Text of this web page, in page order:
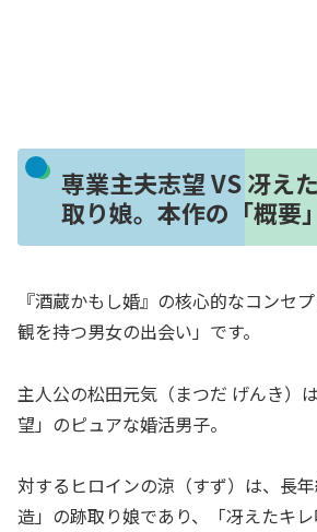
専業主夫志望 VS 冴え
取り娘。本作の「概要」
『酒蔵かもし婚』の核心的なコンセ
観を持つ男女の出会い」です。
主人公の松田元気（まつだ げんき）
望」のピュアな婚活男子。
対するヒロインの涼（すず）は、長
造」の跡取り娘であり、「冴えたキ